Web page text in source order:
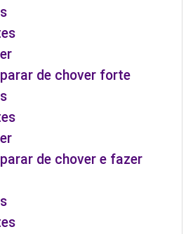
de chover forte
de chover e fazer